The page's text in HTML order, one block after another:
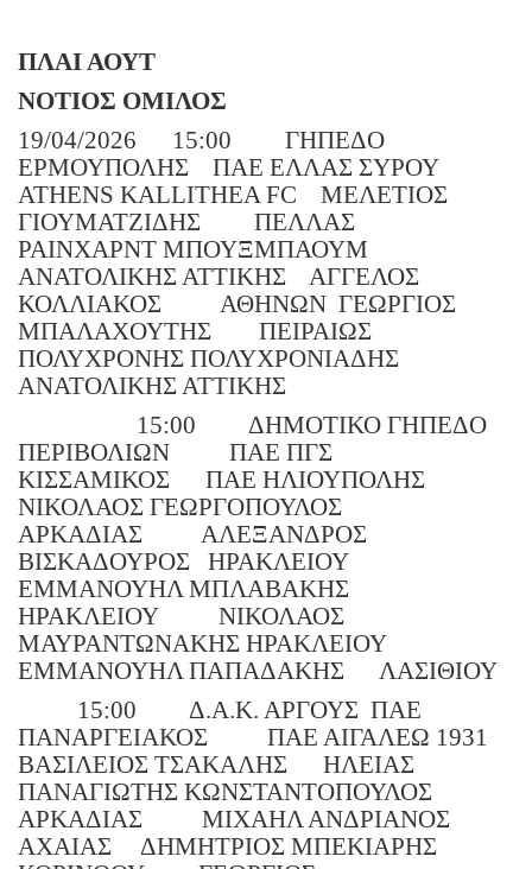
ΠΛΑΙ ΑΟΥΤ
ΝΟΤΙΟΣ ΟΜΙΛΟΣ
19/04/2026
15:00
ΓΗΠΕΔΟ
ΕΡΜΟΥΠΟΛΗΣ
ΠΑΕ ΕΛΛΑΣ ΣΥΡΟΥ
ATHENS KALLITHEA FC
ΜΕΛΕΤΙΟΣ
ΓΙΟΥΜΑΤΖΙΔΗΣ
ΠΕΛΛΑΣ
ΡΑΙΝΧΑΡΝΤ ΜΠΟΥΞΜΠΑΟΥΜ
ΑΝΑΤΟΛΙΚΗΣ ΑΤΤΙΚΗΣ
ΑΓΓΕΛΟΣ
ΚΟΛΛΙΑΚΟΣ
ΑΘΗΝΩΝ ΓΕΩΡΓΙΟΣ
ΜΠΑΛΑΧΟΥΤΗΣ
ΠΕΙΡΑΙΩΣ
ΠΟΛΥΧΡΟΝΗΣ ΠΟΛΥΧΡΟΝΙΑΔΗΣ
ΑΝΑΤΟΛΙΚΗΣ ΑΤΤΙΚΗΣ
15:00
ΔΗΜΟΤΙΚΟ ΓΗΠΕΔΟ
ΠΕΡΙΒΟΛΙΩΝ
ΠΑΕ ΠΓΣ
ΚΙΣΣΑΜΙΚΟΣ
ΠΑΕ ΗΛΙΟΥΠΟΛΗΣ
ΝΙΚΟΛΑΟΣ ΓΕΩΡΓΟΠΟΥΛΟΣ
ΑΡΚΑΔΙΑΣ
ΑΛΕΞΑΝΔΡΟΣ
ΒΙΣΚΑΔΟΥΡΟΣ
ΗΡΑΚΛΕΙΟΥ
ΕΜΜΑΝΟΥΗΛ ΜΠΛΑΒΑΚΗΣ
ΗΡΑΚΛΕΙΟΥ
ΝΙΚΟΛΑΟΣ
ΜΑΥΡΑΝΤΩΝΑΚΗΣ ΗΡΑΚΛΕΙΟΥ
ΕΜΜΑΝΟΥΗΛ ΠΑΠΑΔΑΚΗΣ
ΛΑΣΙΘΙΟΥ
15:00
Δ.Α.Κ. ΑΡΓΟΥΣ ΠΑΕ
ΠΑΝΑΡΓΕΙΑΚΟΣ
ΠΑΕ ΑΙΓΑΛΕΩ 1931
ΒΑΣΙΛΕΙΟΣ ΤΣΑΚΑΛΗΣ
ΗΛΕΙΑΣ
ΠΑΝΑΓΙΩΤΗΣ ΚΩΝΣΤΑΝΤΟΠΟΥΛΟΣ
ΑΡΚΑΔΙΑΣ
ΜΙΧΑΗΛ ΑΝΔΡΙΑΝΟΣ
ΑΧΑΙΑΣ
ΔΗΜΗΤΡΙΟΣ ΜΠΕΚΙΑΡΗΣ